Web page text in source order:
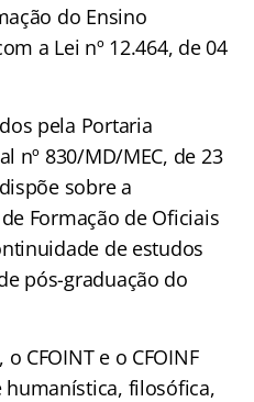
do Ensino
a Lei nº 12.464, de 04
pela Portaria
nº 830/MD/MEC, de 23
sobre a
Formação de Oficiais
de estudos
pós-graduação do
CFOINT e o CFOINF
filosófica,